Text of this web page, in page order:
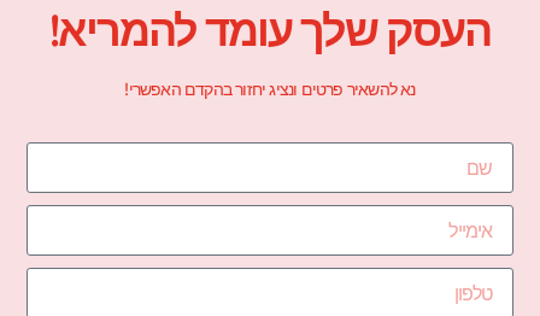
העסק שלך עומד להמריא!
נא להשאיר פרטים ונציג יחזור בהקדם האפשרי!